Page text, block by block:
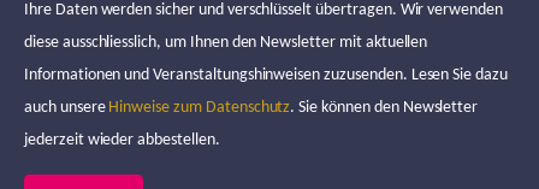
Ihre Daten werden sicher und verschlüsselt übertragen. Wir verwenden
diese ausschliesslich, um Ihnen den Newsletter mit aktuellen
Informationen und Veranstaltungshinweisen zuzusenden. Lesen Sie dazu
auch unsere Hinweise zum Datenschutz. Sie können den Newsletter
jederzeit wieder abbestellen.